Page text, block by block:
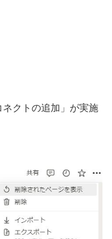
クトの追加」が実施